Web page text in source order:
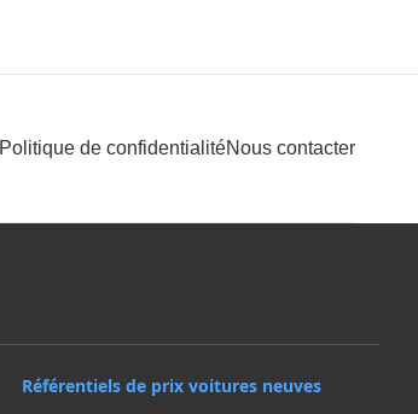
Politique de confidentialitéNous contacter
Référentiels de prix voitures neuves